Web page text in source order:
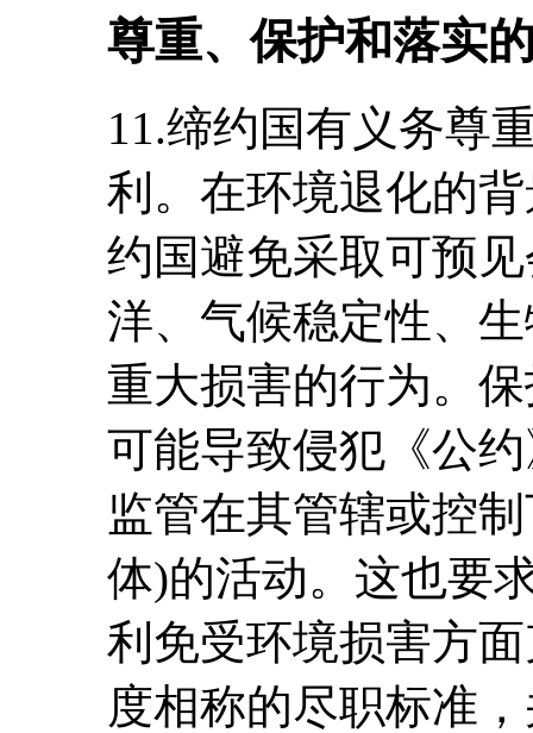
尊重、保护和落实
11.缔约国有义务尊
利。在环境退化的
约国避免采取可预
洋、气候稳定性、
重大损害的行为。
可能导致侵犯《公
监管在其管辖或控
体)的活动。这也要
利免受环境损害方
度相称的尽职标准